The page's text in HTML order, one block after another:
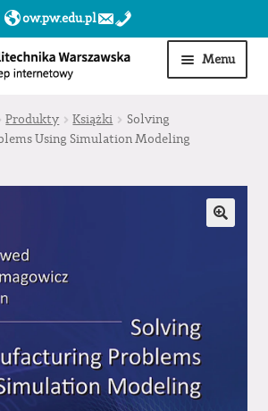
ow.pw.edu.pl
Menu
PW »
Produkty Książki
Solving
Using Simulation Modeling